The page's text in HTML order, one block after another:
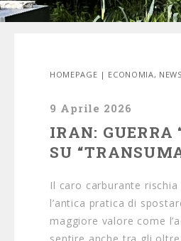
HOMEPAGE | ECONOMIA, NEWS
9 Aprile 2026
IRAN: GUERRA
SU
Il caro carburante
l’antica pratica di
maggiore valore come